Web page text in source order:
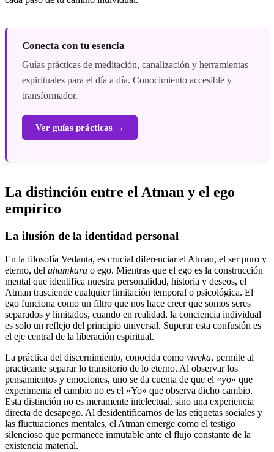
Conecta con tu esencia
Guías prácticas de meditación, canalización y herramientas
espirituales para el día a día. Conocimiento accesible y
transformador.
Ver guías prácticas →
La distinción entre el Atman y el ego
empírico
La ilusión de la identidad personal
En la filosofía Vedanta, es crucial diferenciar el Atman, el ser puro y
eterno, del ahamkara o ego. Mientras que el ego es la construcción
mental que identifica nuestra personalidad, historia y deseos, el
Atman trasciende cualquier limitación temporal o psicológica. El
ego funciona como un filtro que nos hace creer que somos seres
separados y limitados, cuando en realidad, la conciencia individual
es solo un reflejo del principio universal. Superar esta confusión es
el eje central de la liberación espiritual.
La práctica del discernimiento, conocida como viveka, permite al
practicante separar lo transitorio de lo eterno. Al observar los
pensamientos y emociones, uno se da cuenta de que el «yo» que
experimenta el cambio no es el «Yo» que observa dicho cambio.
Esta distinción no es meramente intelectual, sino una experiencia
directa de desapego. Al desidentificarnos de las etiquetas sociales y
las fluctuaciones mentales, el Atman emerge como el testigo
silencioso que permanece inmutable ante el flujo constante de la
existencia material.